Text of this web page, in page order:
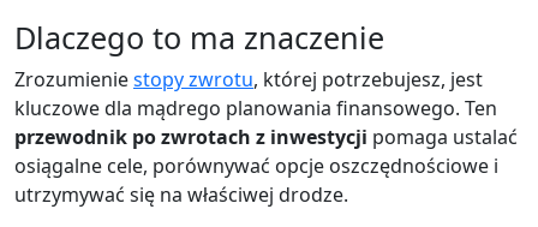
Dlaczego to ma znaczenie
Zrozumieniestopy zwrotu, której potrzebujesz, jest
kluczowe dla mądrego planowania finansowego. Ten
przewodnik po zwrotach z inwestycji pomaga ustalać
osiągalne cele, porównywać opcje oszczędnościowe i
utrzymywać się na właściwej drodze.